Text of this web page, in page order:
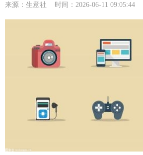
来源：生意社 时间：2026-06-11 09:05:44